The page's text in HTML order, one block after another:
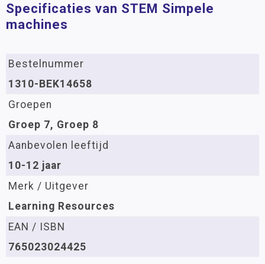
Specificaties van STEM Simpele
machines
Bestelnummer
1310-BEK14658
Groepen
Groep 7, Groep 8
Aanbevolen leeftijd
10-12 jaar
Merk / Uitgever
Learning Resources
EAN / ISBN
765023024425